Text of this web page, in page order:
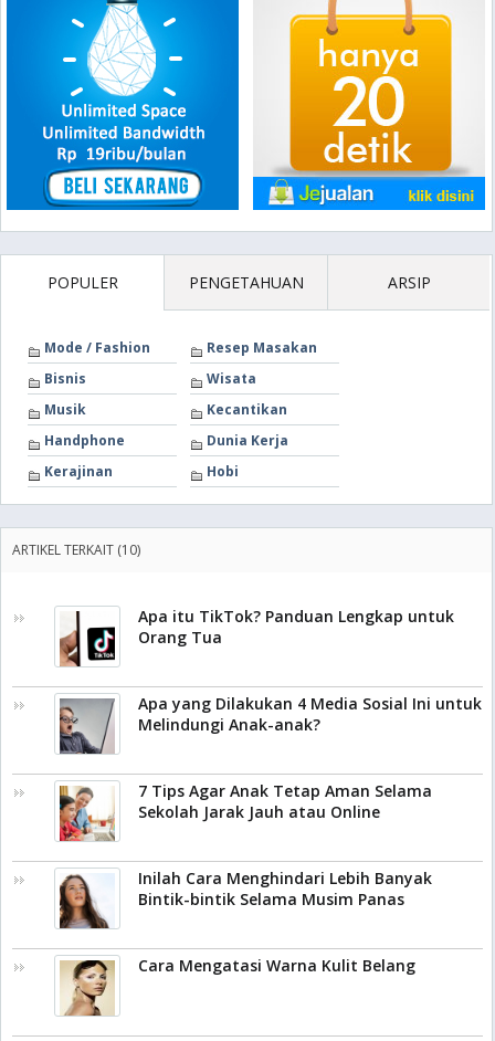
POPULER PENGETAHUAN ARSIP
Mode / Fashion
Resep Masakan
Bisnis
Wisata
Musik
Kecantikan
Handphone
Dunia Kerja
Kerajinan
Hobi
ARTIKEL TERKAIT (10)
Apa itu TikTok? Panduan Lengkap untuk
Orang Tua
Apa yang Dilakukan 4 Media Sosial Ini untuk
Melindungi Anak-anak?
7 Tips Agar Anak Tetap Aman Selama
Sekolah Jarak Jauh atau Online
Inilah Cara Menghindari Lebih Banyak
Bintik-bintik Selama Musim Panas
Cara Mengatasi Warna Kulit Belang